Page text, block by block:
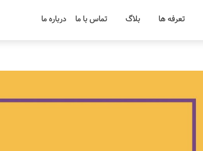
تعرفه ها بلاگ تماس با ما درباره ما